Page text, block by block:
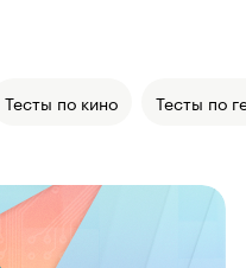
Тесты по кино Тесты по